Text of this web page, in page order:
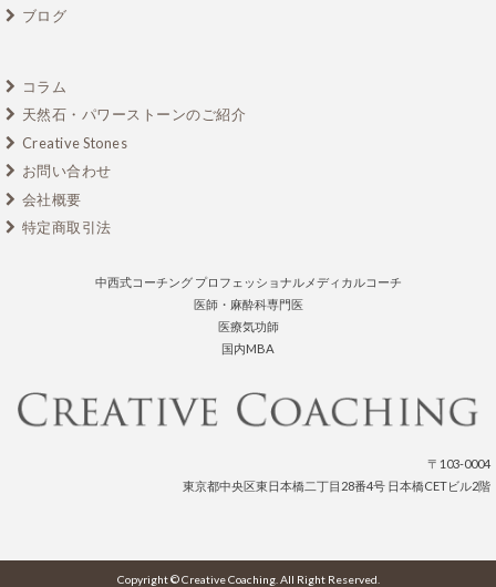
ブログ
コラム
天然石・パワーストーンのご紹介
Creative Stones
お問い合わせ
会社概要
特定商取引法
中西式コーチング プロフェッショナルメディカルコーチ
医師・麻酔科専門医
医療気功師
国内MBA
〒103-0004
東京都中央区東日本橋二丁目28番4号 日本橋CETビル2階
Copyright © Creative Coaching. All Right Reserved.